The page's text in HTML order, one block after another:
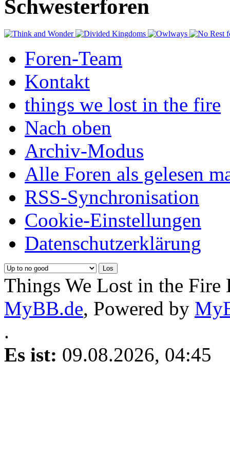
Schwesterforen
Foren-Team
Kontakt
things we lost in the fire
Nach oben
Archiv-Modus
Alle Foren als gelesen
RSS-Synchronisation
Cookie-Einstellungen
Datenschutzerklärung
Things We Lost in the Fire
MyBB.de, Powered by
.
Es ist: 09.08.2026, 04:45